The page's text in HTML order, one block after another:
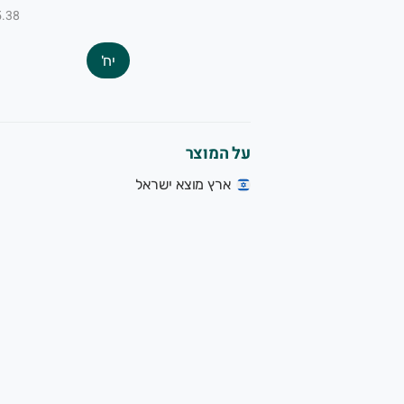
₪5.38
יח'
על המוצר
ארץ מוצא ישראל